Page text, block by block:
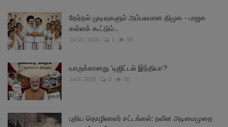
தேர்தல் முடிவுகளும் அம்பலமான திமுக - பாஜக
கள்ளக் கூட்டும்...
Jul 20, 2026 1 58
யாருக்கானது 'டிஜிட்டல் இந்தியா'?
Jul 6, 2026 0 68
புதிய தொழிலாளர் சட்டங்கள்: நவீன அடிமைமுறை